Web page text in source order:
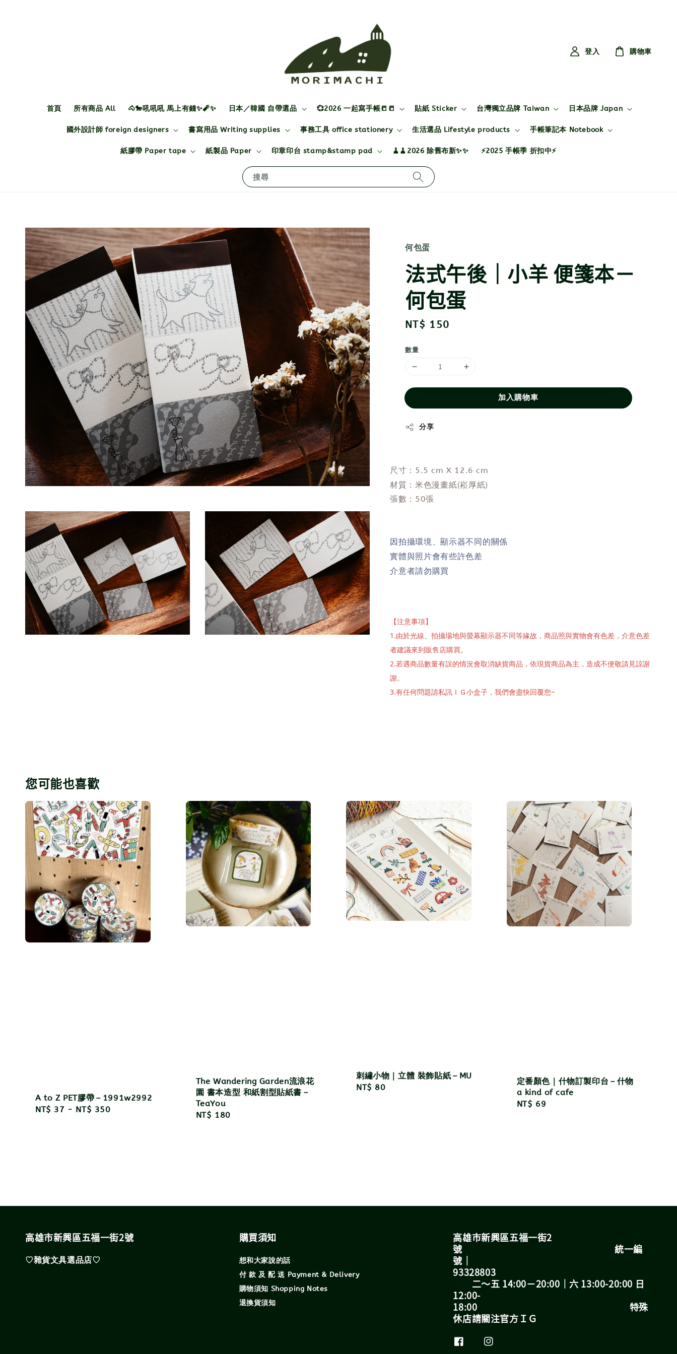
搜尋
首頁 所有商品 All 🐴🐎吼吼吼 馬上有錢✨🧨✨ 日本／韓國 自帶選品 💞2026 一起寫手帳📒📒 貼紙 Sticker 台灣獨立品牌 Taiwan 日本品牌 Japan
國外設計師 foreign designers 書寫用品 Writing supplies 事務工具 office stationery 生活選品 Lifestyle products 手帳筆記本 Notebook
紙膠帶 Paper tape 紙製品 Paper 印章印台 stamp&stamp pad 🧹🧹2026 除舊布新✨✨ ⚡2025 手帳季 折扣中⚡
登入 購物車
何包蛋
法式午後｜小羊 便箋本－
何包蛋
Regular
NT$ 150
數量
加入購物車
分享
尺寸：5.5 cm X 12.6 cm
材質： 米色漫畫紙(崧厚紙)
張數：50張
因拍攝環境、顯示器不同的關係
實體與照片會有些許色差
介意者請勿購買
【注意事項】
1.由於光線、拍攝場地與螢幕顯示器不同等緣故，商品照與實物會有色差，介意色差
者建議來到販售店購買。
2.若遇商品數量有誤的情況會取消缺貨商品，依現貨商品為主，造成不便敬請見諒謝
謝。
3.有任何問題請私訊ＩＧ小盒子，我們會盡快回覆您~
您可能也喜歡
A to Z PET膠帶－1991w2992
Regular
NT$ 37 - NT$ 350
The Wandering Garden流浪花
園 書本造型 和紙割型貼紙書－
TeaYou
Regular
NT$ 180
刺繡小物｜立體 裝飾貼紙－MU
Regular
NT$ 80
定番顏色｜什物訂製印台－什物
a kind of cafe
Regular
NT$ 69
高雄市新興區五福一街2號
♡雜貨文具選品店♡
購買須知
想和大家說的話
付 款 及 配 送 Payment & Delivery
購物須知 Shopping Notes
退換貨須知
高雄市新興區五福一街2
號 統一編
號｜
93328803
二～五 14:00－20:00｜六 13:00-20:00 日
12:00-
18:00 特殊
休店請關注官方ＩＧ